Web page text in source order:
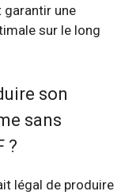
garantir une
sur le long
son
sans
?
légal de produire